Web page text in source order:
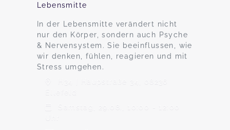
Lebensmitte
In der Lebensmitte verändert nicht
nur den Körper, sondern auch Psyche
& Nervensystem. Sie beeinflussen, wie
wir denken, fühlen, reagieren und mit
Stress umgehen.
H34 | Haupstraße 34, 08236
Ellefeld
Samstag, 29.08., 10:00 - 12:00